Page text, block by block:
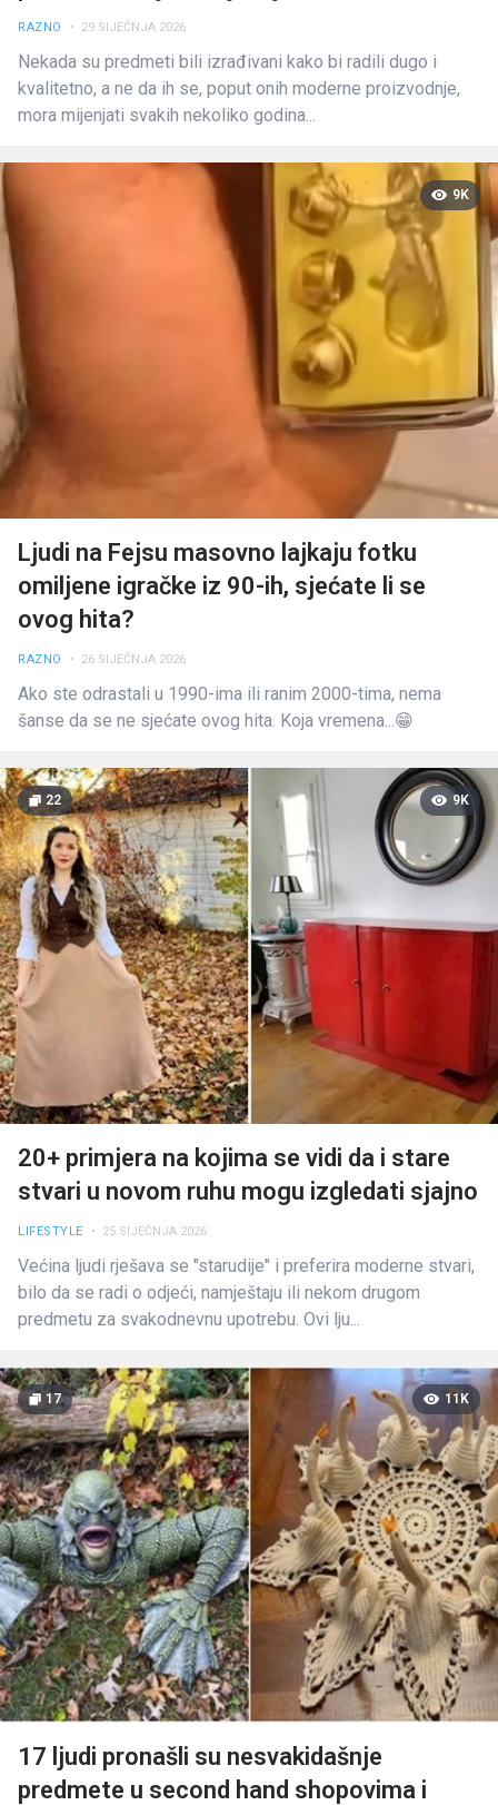
RAZNO • 29 SIJEČNJA 2026
Nekada su predmeti bili izrađivani kako bi radili dugo i
kvalitetno, a ne da ih se, poput onih moderne proizvodnje,
mora mijenjati svakih nekoliko godina...
9K
Ljudi na Fejsu masovno lajkaju fotku
omiljene igračke iz 90-ih, sjećate li se
ovog hita?
RAZNO • 26 SIJEČNJA 2026
Ako ste odrastali u 1990-ima ili ranim 2000-tima, nema
šanse da se ne sjećate ovog hita. Koja vremena...😁
22 9K
20+ primjera na kojima se vidi da i stare
stvari u novom ruhu mogu izgledati sjajno
LIFESTYLE • 25 SIJEČNJA 2026
Većina ljudi rješava se "starudije" i preferira moderne stvari,
bilo da se radi o odjeći, namještaju ili nekom drugom
predmetu za svakodnevnu upotrebu. Ovi lju...
17 11K
17 ljudi pronašli su nesvakidašnje
predmete u second hand shopovima i